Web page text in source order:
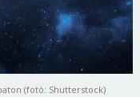
(fotó: Shutterstock)